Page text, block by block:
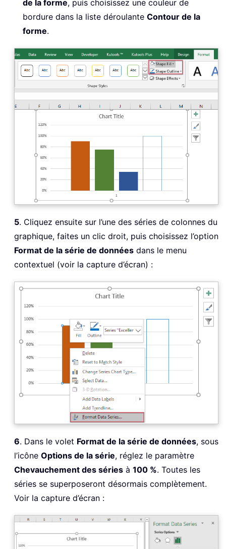
de la forme, puis choisissez une couleur de
bordure dans la liste déroulante Contour de la
forme.
5. Cliquez ensuite sur l’une des séries de colonnes du
graphique, faites un clic droit, puis choisissez l’option
Format de la série de données dans le menu
contextuel (voir la capture d’écran) :
6. Dans le volet Format de la série de données, sous
l’icône Options de la série, réglez le paramètre
Chevauchement des séries à 100 %. Toutes les
séries se superposeront désormais complètement.
Voir la capture d’écran :